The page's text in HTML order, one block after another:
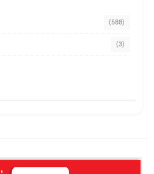
(588)
(3)